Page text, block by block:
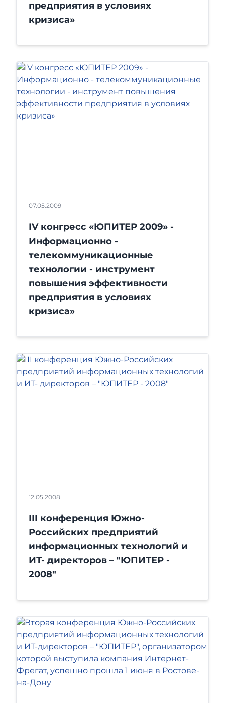
предприятия в условиях
кризиса»
07.05.2009
IV конгресс «ЮПИТЕР 2009» -
Информационно -
телекоммуникационные
технологии - инструмент
повышения эффективности
предприятия в условиях
кризиса»
12.05.2008
III конференция Южно-
Российских предприятий
информационных технологий и
ИТ- директоров – "ЮПИТЕР -
2008"